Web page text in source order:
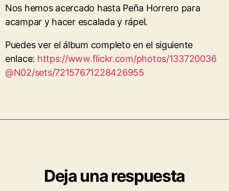
Nos hemos acercado hasta Peña Horrero para
acampar y hacer escalada y rápel.
Puedes ver el álbum completo en el siguiente
enlace: https://www.flickr.com/photos/133720036
@N02/sets/72157671228426955
Deja una respuesta